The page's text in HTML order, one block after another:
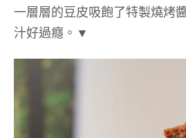
一層層的豆皮吸飽了特製燒烤
汁好過癮。▼